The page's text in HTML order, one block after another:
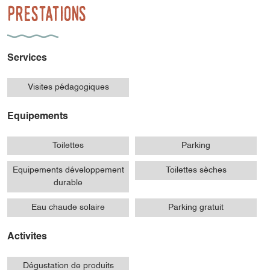
Prestations
Services
Visites pédagogiques
Equipements
Toilettes Parking
Equipements développement
durable
Toilettes sèches
Eau chaude solaire Parking gratuit
Activites
Dégustation de produits